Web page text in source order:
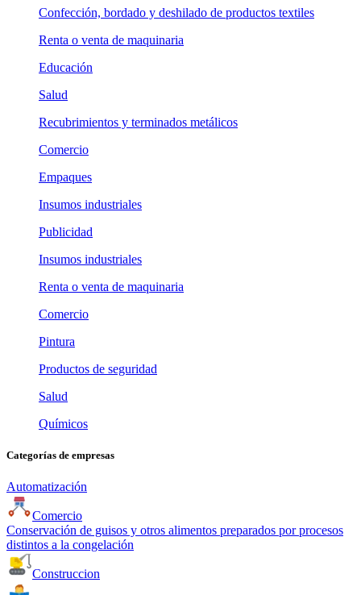
Confección, bordado y deshilado de productos textiles
Renta o venta de maquinaria
Educación
Salud
Recubrimientos y terminados metálicos
Comercio
Empaques
Insumos industriales
Publicidad
Insumos industriales
Renta o venta de maquinaria
Comercio
Pintura
Productos de seguridad
Salud
Químicos
Categorías de empresas
Automatización
Comercio
Conservación de guisos y otros alimentos preparados por procesos
distintos a la congelación
Construccion